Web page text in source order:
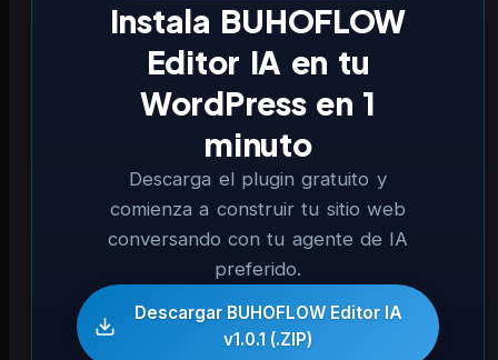
Instala BUHOFLOW
Editor IA en tu
WordPress en 1
minuto
Descarga el plugin gratuito y
comienza a construir tu sitio web
conversando con tu agente de IA
preferido.
Descargar BUHOFLOW Editor IA
v1.0.1 (.ZIP)